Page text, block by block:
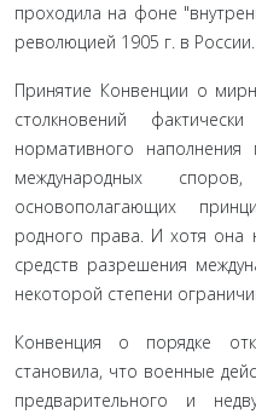
проходила на фоне
революцией 1905 г. в России.
Принятие Конвенции о
столкновений
нормативного
международных
основополагающих
родного права. И хотя она
средств разрешения
некоторой степени
Конвенция о порядке
становила, что военные
предварительного и